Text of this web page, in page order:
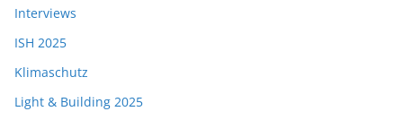
Interviews
ISH 2025
Klimaschutz
Light & Building 2025